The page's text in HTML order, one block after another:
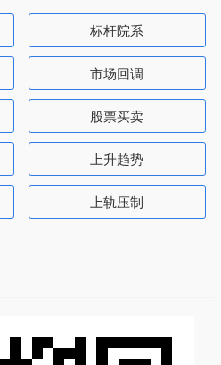
标杆院系
市场回调
股票买卖
上升趋势
上轨压制